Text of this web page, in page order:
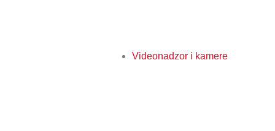
Videonadzor i kamere